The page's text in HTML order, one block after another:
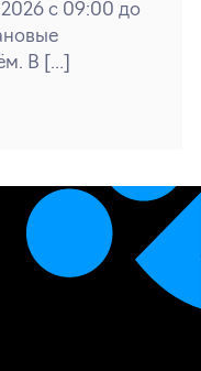
с 09:00 до
В […]